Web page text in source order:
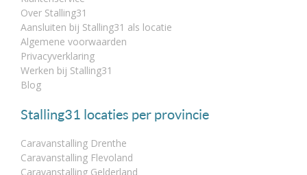
Over Stalling31
Aansluiten bij Stalling31 als locatie
Algemene voorwaarden
Privacyverklaring
Werken bij Stalling31
Blog
Stalling31 locaties per provincie
Caravanstalling Drenthe
Caravanstalling Flevoland
Caravanstalling Gelderland